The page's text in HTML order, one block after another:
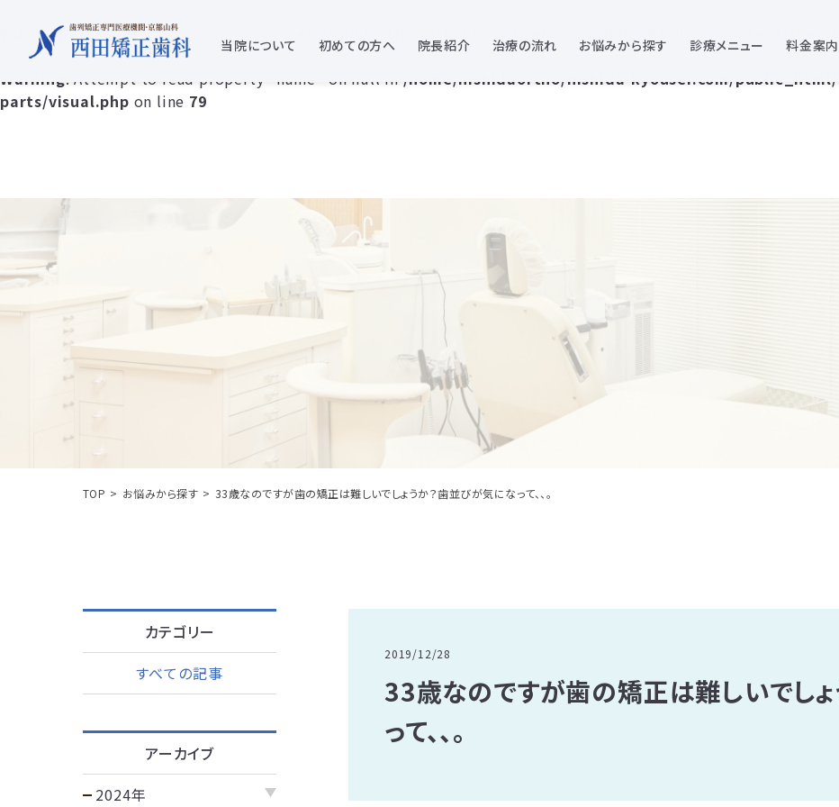
当院について 初めての方へ 院長紹介 治療の流れ お悩みから探す 診療メニュー 料金案内
Warning : Undefined array key 0 in
Warning: Attempt to read property "name" on null in /home/nishidaortho/nishida-kyousei.com/
parts/visual.php on line 79
TOP お悩みから探す 33歳なのですが歯の矯正は難しいでしょうか？歯並びが気になって、、。
カテゴリー
すべての記事
アーカイブ
2024年
2019/12/28
33歳なのですが歯の矯正は難しいでし
って、、。